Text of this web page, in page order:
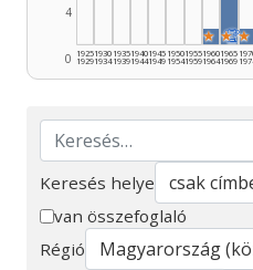
0
4
1925
1929
1930
1934
1935
1939
1940
1944
1945
1949
1950
1954
1955
1959
★
1960
1964
🏆
★
1965
1969
★
Keresés
Keresés helye
van összefoglaló
Régió